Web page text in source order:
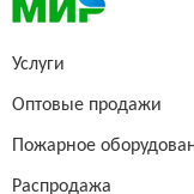
Услуги
Оптовые продажи
Пожарное
Распродажа